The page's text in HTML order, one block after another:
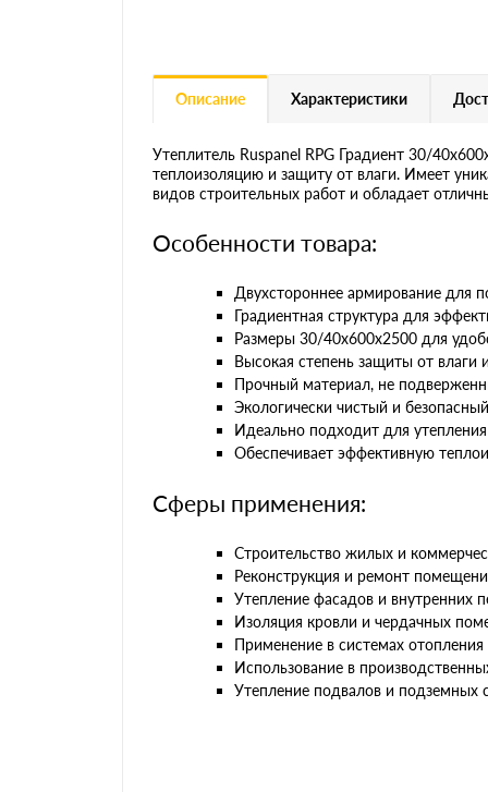
Описание Характеристики
Утеплитель Ruspanel RPG Градиент 30/
теплоизоляцию и защиту от влаги. Имеет
видов строительных работ и обладает
Особенности товара:
Двухстороннее армирование для
Градиентная структура для
Размеры 30/40х600х2500 для
Высокая степень защиты от влаги
Прочный материал, не
Экологически чистый и
Идеально подходит для
Обеспечивает эффективную
Сферы применения:
Строительство жилых и
Реконструкция и ремонт
Утепление фасадов и внутренних
Изоляция кровли и чердачных
Применение в системах
Использование в
Утепление подвалов и подземных